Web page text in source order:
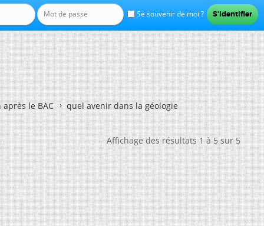
Se souvenir de moi ?
le BAC quel avenir dans la géologie
Affichage des résultats 1 à 5 sur 5